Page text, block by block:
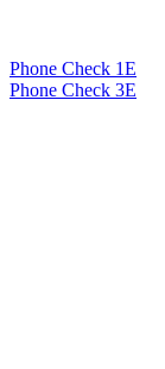
Phone Check 1E
Phone Check 3E